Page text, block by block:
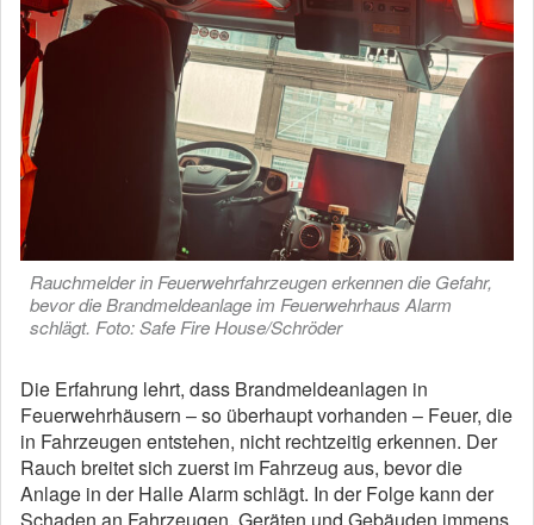
Rauchmelder in Feuerwehrfahrzeugen erkennen die Gefahr,
bevor die Brandmeldeanlage im Feuerwehrhaus Alarm
schlägt. Foto: Safe Fire House/Schröder
Die Erfahrung lehrt, dass Brandmeldeanlagen in
Feuerwehrhäusern – so überhaupt vorhanden – Feuer, die
in Fahrzeugen entstehen, nicht rechtzeitig erkennen. Der
Rauch breitet sich zuerst im Fahrzeug aus, bevor die
Anlage in der Halle Alarm schlägt. In der Folge kann der